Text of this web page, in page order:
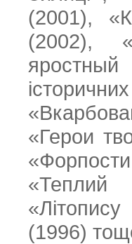
(2001),
«Герои
«Теплий
(1996)